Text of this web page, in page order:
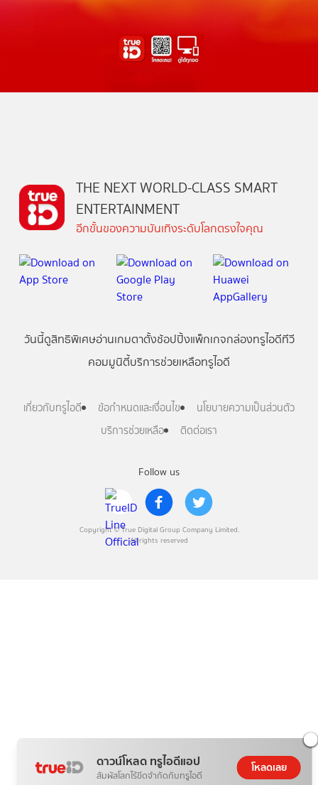
ดาวน์โหลด ทรูไอดีแอป
สัมผัสโลกไร้ขีดจำกัดกับทรูไอดี
โหลดเลย
Follow us
Copyright © True Digital Group Company Limited.
All rights reserved
THE NEXT WORLD-CLASS SMART
ENTERTAINMENT
อีกขั้นของความบันเทิงระดับโลกตรงใจคุณ
วันนี้ดูสิทธิพิเศษอ่านเกมตาตั้งช้อปปิ้งแพ็กเกจกล่องทรูไอดีทีวี
คอมมูนิตี้บริการช่วยเหลือทรูไอดี
เกี่ยวกับทรูไอดี ข้อกำหนดและเงื่อนไข
นโยบายความเป็นส่วนตัว
บริการช่วยเหลือ
ติดต่อเรา